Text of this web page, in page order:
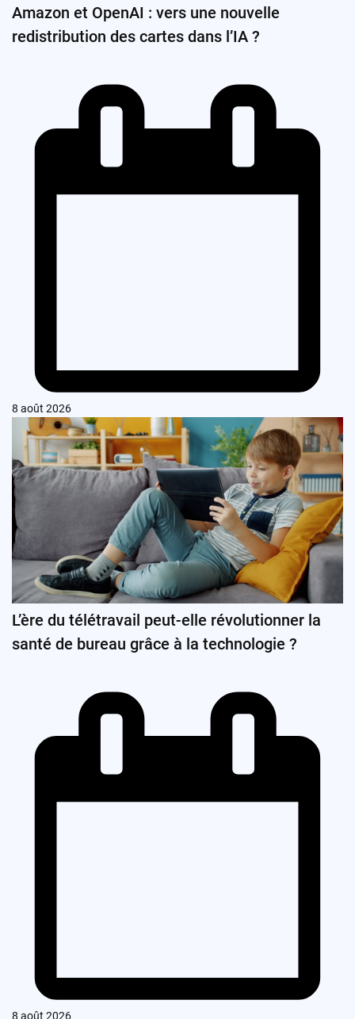
Amazon et OpenAI : vers une nouvelle
redistribution des cartes dans l’IA ?
8 août 2026
L’ère du télétravail peut-elle révolutionner la
santé de bureau grâce à la technologie ?
8 août 2026